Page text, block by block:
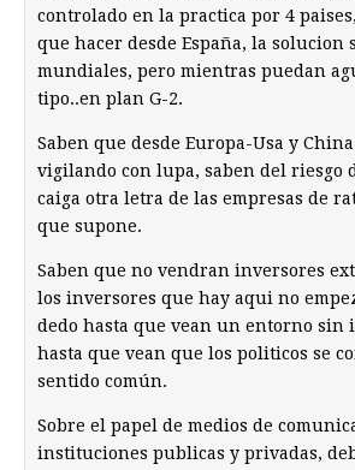
controlado en la practica por 4
que hacer desde España, la solucion
mundiales, pero mientras puedan
tipo..en plan G-2.
Saben que desde Europa-Usa y
vigilando con lupa, saben del riesgo
caiga otra letra de las empresas de
que supone.
Saben que no vendran inversores
los inversores que hay aqui no
dedo hasta que vean un entorno sin
hasta que vean que los politicos se
sentido común.
Sobre el papel de medios de
instituciones publicas y privadas,